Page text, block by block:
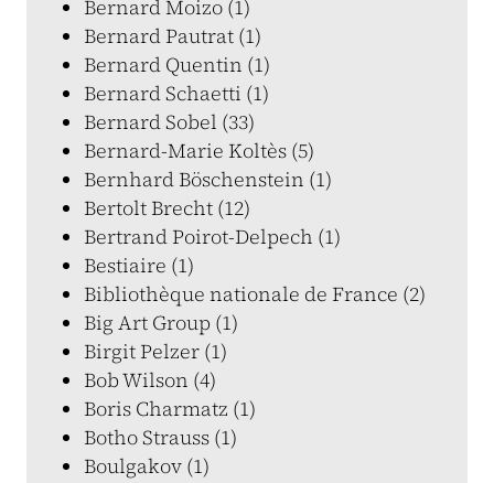
Bernard Moizo (1)
Bernard Pautrat (1)
Bernard Quentin (1)
Bernard Schaetti (1)
Bernard Sobel (33)
Bernard-Marie Koltès (5)
Bernhard Böschenstein (1)
Bertolt Brecht (12)
Bertrand Poirot-Delpech (1)
Bestiaire (1)
Bibliothèque nationale de France (2)
Big Art Group (1)
Birgit Pelzer (1)
Bob Wilson (4)
Boris Charmatz (1)
Botho Strauss (1)
Boulgakov (1)